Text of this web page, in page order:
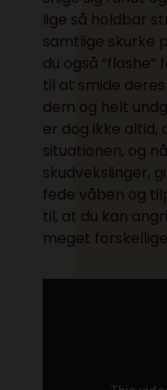
lige så holdbar
samtlige skurke
du også
til at smide
dem og helt
er dog ikke altid,
situationen, og
skudvekslinger,
fede våben og
til, at du kan
meget